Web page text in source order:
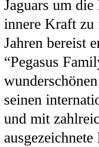
Jaguars um
innere Kraft zu
Jahren bereist
“Pegasus
seinen
und mit